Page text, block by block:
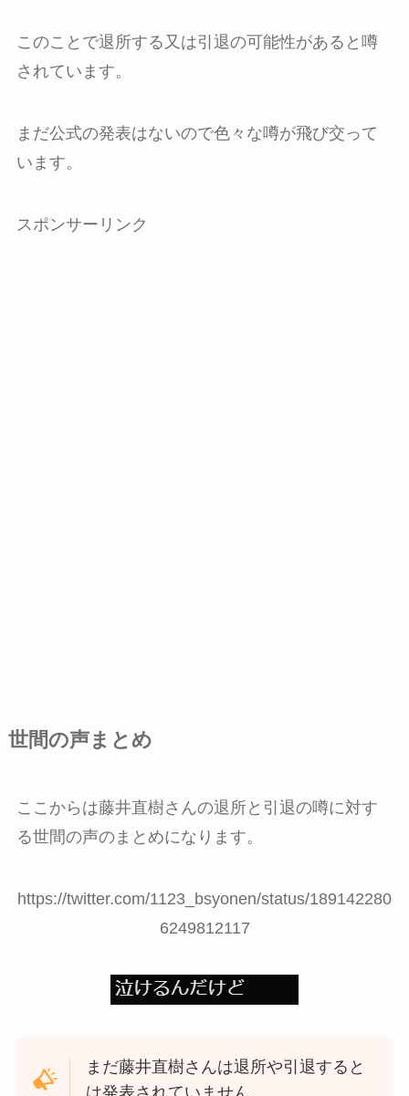
このことで退所する又は引退の可能性があると噂
されています。
まだ公式の発表はないので色々な噂が飛び交って
います。
スポンサーリンク
世間の声まとめ
ここからは藤井直樹さんの退所と引退の噂に対す
る世間の声のまとめになります。
https://twitter.com/1123_bsyonen/status/189142280
6249812117
まだ藤井直樹さんは退所や引退すると